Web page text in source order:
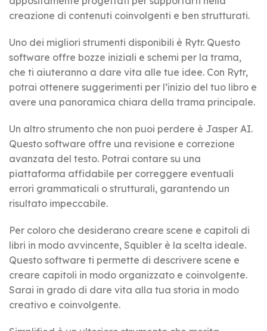
creazione di contenuti coinvolgenti e ben strutturati.
Uno dei migliori strumenti disponibili è Rytr. Questo
software offre bozze iniziali e schemi per la trama,
che ti aiuteranno a dare vita alle tue idee. Con Rytr,
potrai ottenere suggerimenti per l’inizio del tuo libro e
avere una panoramica chiara della trama principale.
Un altro strumento che non puoi perdere è Jasper AI.
Questo software offre una revisione e correzione
avanzata del testo. Potrai contare su una
piattaforma affidabile per correggere eventuali
errori grammaticali o strutturali, garantendo un
risultato impeccabile.
Per coloro che desiderano creare scene e capitoli di
libri in modo avvincente, Squibler è la scelta ideale.
Questo software ti permette di descrivere scene e
creare capitoli in modo organizzato e coinvolgente.
Sarai in grado di dare vita alla tua storia in modo
creativo e coinvolgente.